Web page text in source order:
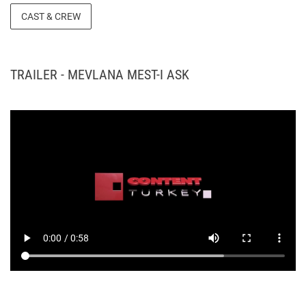
CAST & CREW
TRAILER - MEVLANA MEST-I ASK